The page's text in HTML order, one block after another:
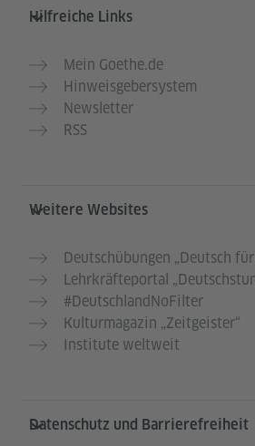
Hilfreiche Links
Mein Goethe.de
Hinweisgebersystem
Newsletter
RSS
Weitere Websites
Deutschübungen „Deutsch
Lehrkräfteportal
#DeutschlandNoFilter
Kulturmagazin „Zeitgeister“
Institute weltweit
Datenschutz und Barrierefreiheit